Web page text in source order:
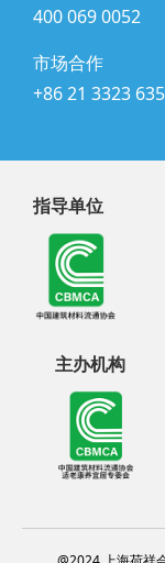
400 069 0052
市场合作
+86 21 3323
指导单位
主办机构